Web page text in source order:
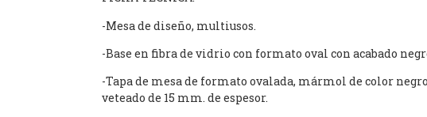
-Mesa de diseño, multiusos.
-Base en fibra de vidrio con formato oval con acabado
-Tapa de mesa de formato ovalada, mármol de color
veteado de 15 mm. de espesor.